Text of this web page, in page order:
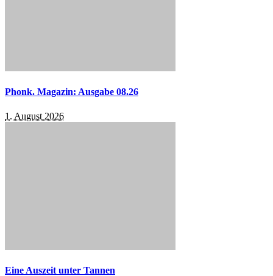
Phonk. Magazin: Ausgabe 08.26
1. August 2026
Eine Auszeit unter Tannen